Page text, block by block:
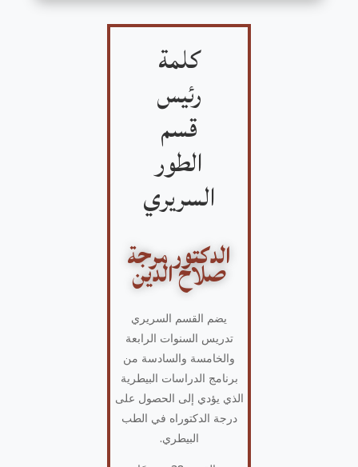
كلمة
رئيس
قسم
الطور
السريري
الدكتور مرجة
صلاح الدين
يضم القسم السريري
تدريس السنوات الرابعة
والخامسة والسادسة من
برنامج الدراسات البيطرية
الذي يؤدي إلى الحصول على
درجة الدكتوراه في الطب
البيطري.